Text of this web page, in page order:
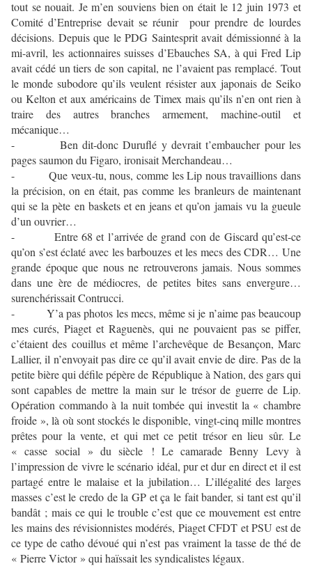
tout se nouait. Je m’en souviens bien on était le 12 juin 1973 et
Comité d’Entreprise devait se réunir pour prendre de lourdes
décisions. Depuis que le PDG Saintesprit avait démissionné à la
mi-avril, les actionnaires suisses d’Ebauches SA, à qui Fred Lip
avait cédé un tiers de son capital, ne l’avaient pas remplacé. Tout
le monde subodore qu’ils veulent résister aux japonais de Seiko
ou Kelton et aux américains de Timex mais qu’ils n’en ont rien à
traire des autres branches armement, machine-outil et
mécanique…
- Ben dit-donc Duruflé y devrait t’embaucher pour les
pages saumon du Figaro, ironisait Merchandeau…
- Que veux-tu, nous, comme les Lip nous travaillions dans
la précision, on en était, pas comme les branleurs de maintenant
qui se la pète en baskets et en jeans et qu’on jamais vu la gueule
d’un ouvrier…
- Entre 68 et l’arrivée de grand con de Giscard qu’est-ce
qu’on s’est éclaté avec les barbouzes et les mecs des CDR… Une
grande époque que nous ne retrouverons jamais. Nous sommes
dans une ère de médiocres, de petites bites sans envergure…
surenchérissait Contrucci.
- Y’a pas photos les mecs, même si je n’aime pas beaucoup
mes curés, Piaget et Raguenès, qui ne pouvaient pas se piffer,
c’étaient des couillus et même l’archevêque de Besançon, Marc
Lallier, il n’envoyait pas dire ce qu’il avait envie de dire. Pas de la
petite bière qui défile pépère de République à Nation, des gars qui
sont capables de mettre la main sur le trésor de guerre de Lip.
Opération commando à la nuit tombée qui investit la « chambre
froide », là où sont stockés le disponible, vingt-cinq mille montres
prêtes pour la vente, et qui met ce petit trésor en lieu sûr. Le
« casse social » du siècle ! Le camarade Benny Levy à
l’impression de vivre le scénario idéal, pur et dur en direct et il est
partagé entre le malaise et la jubilation… L’illégalité des larges
masses c’est le credo de la GP et ça le fait bander, si tant est qu’il
bandât ; mais ce qui le trouble c’est que ce mouvement est entre
les mains des révisionnistes modérés, Piaget CFDT et PSU est de
ce type de catho dévoué qui n’est pas vraiment la tasse de thé de
« Pierre Victor » qui haïssait les syndicalistes légaux.